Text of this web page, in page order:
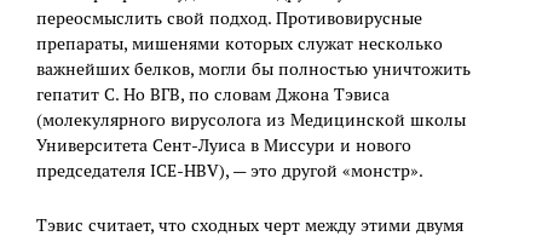
переосмыслить свой подход. Противовирусные
препараты, мишенями которых служат несколько
важнейших белков, могли бы полностью уничтожить
гепатит С. Но ВГВ, по словам Джона Тэвиса
(молекулярного вирусолога из Медицинской школы
Университета Сент-Луиса в Миссури и нового
председателя ICE-HBV), — это другой «монстр».
Тэвис считает, что сходных черт между этими двумя